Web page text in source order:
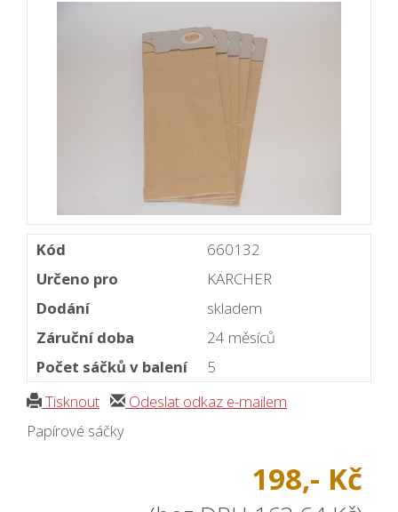
Kód
660132
Určeno pro
KÄRCHER
Dodání
skladem
Záruční doba
24 měsíců
Počet sáčků v balení
5
Tisknout
Odeslat odkaz e-mailem
Papírové sáčky
198,- Kč